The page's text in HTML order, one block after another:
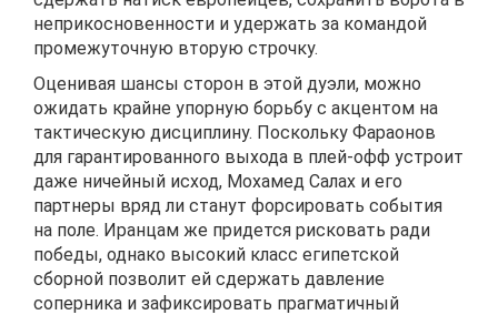
неприкосновенности и удержать за командой
промежуточную вторую строчку.
Оценивая шансы сторон в этой дуэли, можно
ожидать крайне упорную борьбу с акцентом на
тактическую дисциплину. Поскольку Фараонов
для гарантированного выхода в плей-офф устроит
даже ничейный исход, Мохамед Салах и его
партнеры вряд ли станут форсировать события
на поле. Иранцам же придется рисковать ради
победы, однако высокий класс египетской
сборной позволит ей сдержать давление
соперника и зафиксировать прагматичный